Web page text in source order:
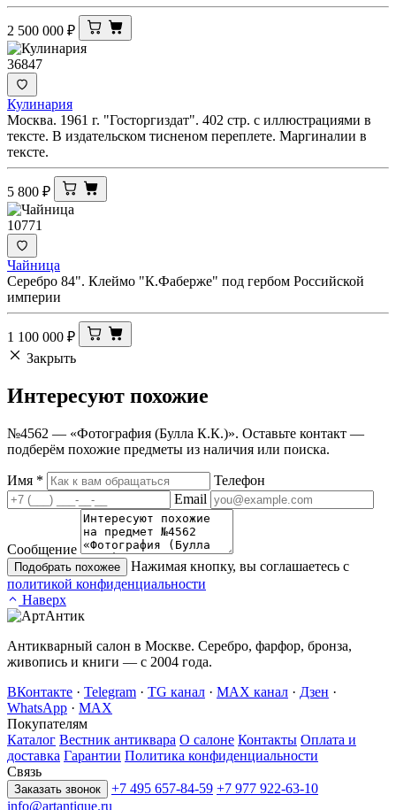
2 500 000 ₽
36847
Кулинария
Москва. 1961 г. "Госторгиздат". 402 стр. с иллюстрациями в
тексте. В издательском тисненом переплете. Маргиналии в
тексте.
5 800 ₽
10771
Чайница
Серебро 84". Клеймо "К.Фаберже" под гербом Российской
империи
1 100 000 ₽
Закрыть
Интересуют похожие
№4562 — «Фотография (Булла К.К.)». Оставьте контакт —
подберём похожие предметы из наличия или поиска.
Имя *
Телефон
Email
Сообщение
Подобрать похожее
Нажимая кнопку, вы соглашаетесь с
политикой конфиденциальности
Наверх
Антикварный салон в Москве. Серебро, фарфор, бронза,
живопись и книги — с 2004 года.
ВКонтакте · Telegram · TG канал · MAX канал · Дзен ·
WhatsApp · MAX
Покупателям
Каталог Вестник антиквара О салоне Контакты Оплата и
доставка Гарантии Политика конфиденциальности
Связь
Заказать звонок +7 495 657-84-59 +7 977 922-63-10
info@artantique.ru